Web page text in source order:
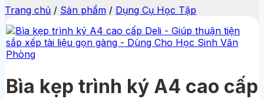
Trang chủ / Sản phẩm / Dụng Cụ Học Tập
Bìa kẹp trình ký A4 cao cấp